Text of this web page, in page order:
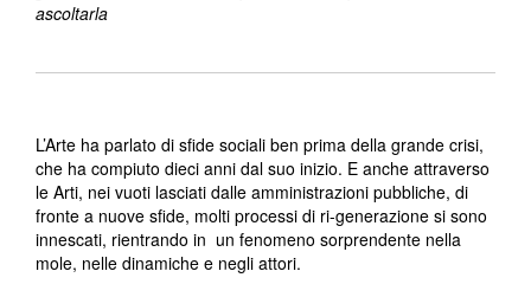
ascoltarla
L’Arte ha parlato di sfide sociali ben prima della grande crisi,
che ha compiuto dieci anni dal suo inizio. E anche attraverso
le Arti, nei vuoti lasciati dalle amministrazioni pubbliche, di
fronte a nuove sfide, molti processi di ri-generazione si sono
innescati, rientrando in un fenomeno sorprendente nella
mole, nelle dinamiche e negli attori.